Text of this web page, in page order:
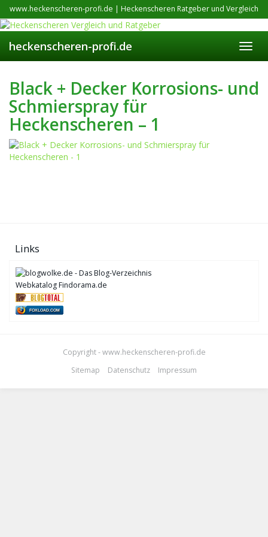
Skip
to
main
content
www.heckenscheren-profi.de | Heckenscheren Ratgeber und Vergleich
heckenscheren-profi.de
Black + Decker Korrosions- und
Schmierspray für
Heckenscheren – 1
Links
Webkatalog Findorama.de
FOXLOAD.COM
Copyright - www.heckenscheren-profi.de
Sitemap
Datenschutz Impressum